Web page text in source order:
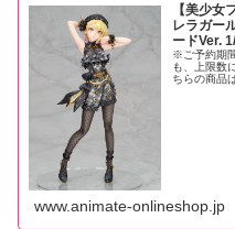
【美少女
レラガー
ードVer.
※ご予約期
も、上限数
ちらの商品
www.animate-onlineshop.jp